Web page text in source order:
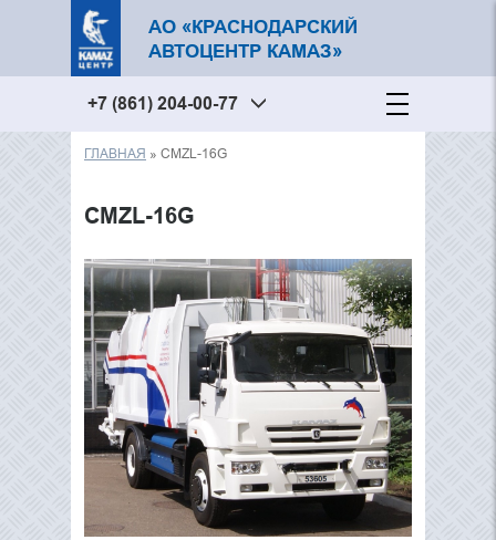
+7 (861) 204-00-77
АО «КРАСНОДАРСКИЙ
АВТОЦЕНТР КАМАЗ»
Вы здесь
ГЛАВНАЯ » CMZL-16G
CMZL-16G